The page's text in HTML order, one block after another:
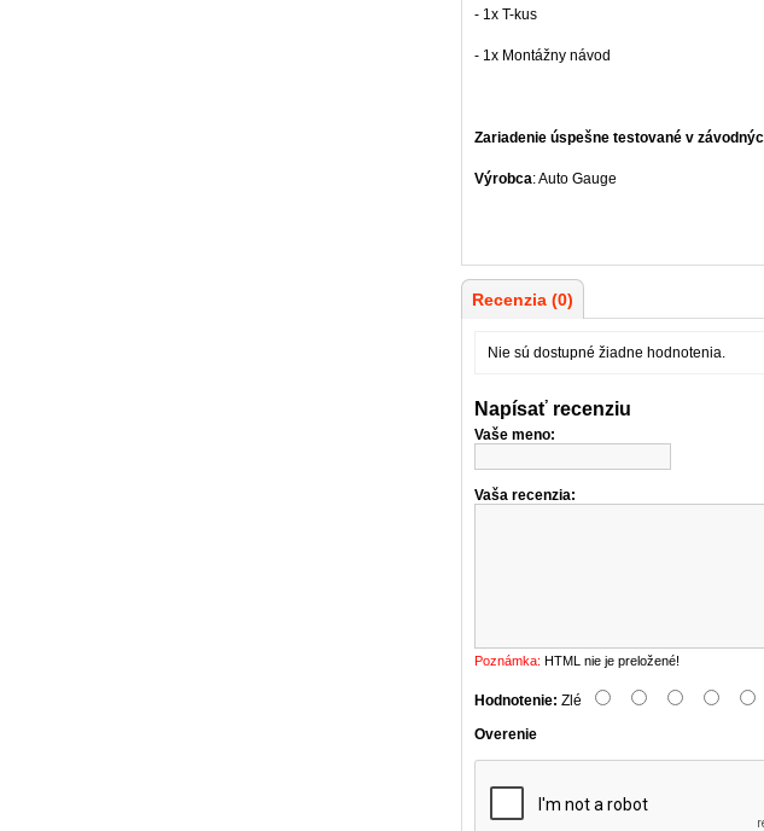
- 1x T-kus
- 1x Montážny návod
Zariadenie úspešne testované v
Výrobca: Auto Gauge
Recenzia (0)
Nie sú dostupné žiadne hodnotenia.
Napísať recenziu
Vaše meno:
Vaša recenzia:
Poznámka: HTML nie je preložené!
Hodnotenie: Zlé
Overenie